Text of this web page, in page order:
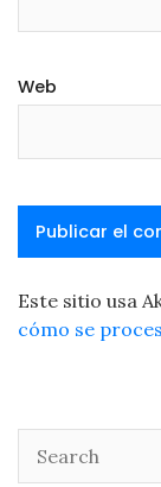
Web
Este sitio usa
cómo se